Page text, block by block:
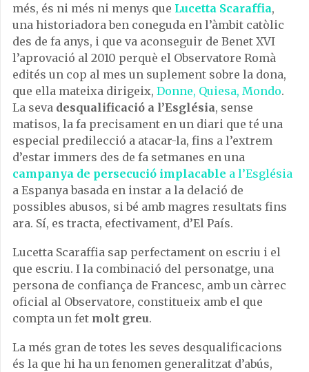
més, és ni més ni menys que Lucetta Scaraffia,
una historiadora ben coneguda en l’àmbit catòlic
des de fa anys, i que va aconseguir de Benet XVI
l’aprovació al 2010 perquè el Observatore Romà
edités un cop al mes un suplement sobre la dona,
que ella mateixa dirigeix, Donne, Quiesa, Mondo.
La seva desqualificació a l’Església, sense
matisos, la fa precisament en un diari que té una
especial predilecció a atacar-la, fins a l’extrem
d’estar immers des de fa setmanes en una
campanya de persecució implacable a l’Església
a Espanya basada en instar a la delació de
possibles abusos, si bé amb magres resultats fins
ara. Sí, es tracta, efectivament, d’El País.
Lucetta Scaraffia sap perfectament on escriu i el
que escriu. I la combinació del personatge, una
persona de confiança de Francesc, amb un càrrec
oficial al Observatore, constitueix amb el que
compta un fet molt greu.
La més gran de totes les seves desqualificacions
és la que hi ha un fenomen generalitzat d’abús,